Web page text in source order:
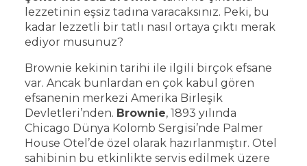
lezzetinin eşsiz tadına varacaksınız. Peki, bu
kadar lezzetli bir tatlı nasıl ortaya çıktı merak
ediyor musunuz?
Brownie kekinin tarihi ile ilgili birçok efsane
var. Ancak bunlardan en çok kabul gören
efsanenin merkezi Amerika Birleşik
Devletleri’nden. Brownie, 1893 yılında
Chicago Dünya Kolomb Sergisi’nde Palmer
House Otel’de özel olarak hazırlanmıştır. Otel
sahibinin bu etkinlikte servis edilmek üzere